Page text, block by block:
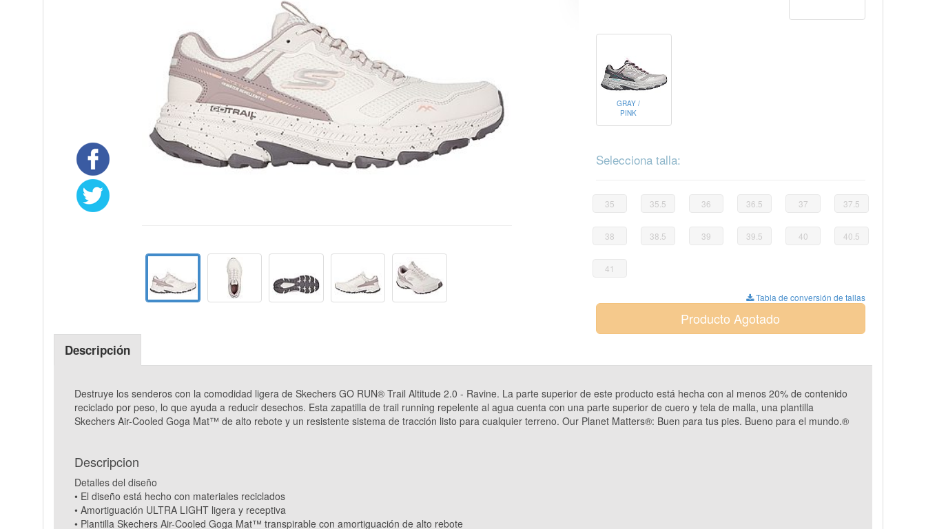
GRAY /
PINK
Selecciona talla:
35 35.5 36 36.5 37 37.5
38 38.5 39 39.5 40 40.5
41
Tabla de conversión de tallas
Producto Agotado
Descripción
Destruye los senderos con la comodidad ligera de Skechers GO RUN® Trail Altitude 2.0 - Ravine. La parte superior de este producto está hecha con al menos 20% de contenido
reciclado por peso, lo que ayuda a reducir desechos. Esta zapatilla de trail running repelente al agua cuenta con una parte superior de cuero y tela de malla, una plantilla
Skechers Air-Cooled Goga Mat™ de alto rebote y un resistente sistema de tracción listo para cualquier terreno. Our Planet Matters®: Buen para tus pies. Bueno para el mundo.®
Descripcion
Detalles del diseño
• El diseño está hecho con materiales reciclados
• Amortiguación ULTRA LIGHT ligera y receptiva
• Plantilla Skechers Air-Cooled Goga Mat™ transpirable con amortiguación de alto rebote